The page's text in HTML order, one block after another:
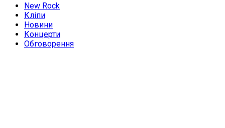
New Rock
Кліпи
Новини
Концерти
Обговорення